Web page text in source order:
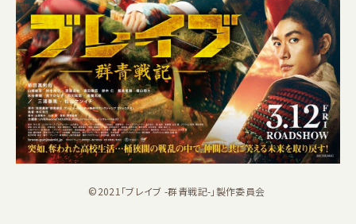
©2021「ブレイブ -群青戦記-」製作委員会